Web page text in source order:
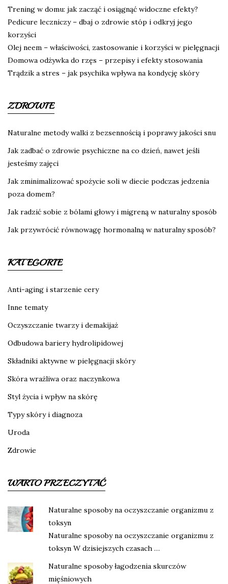
Trening w domu: jak zacząć i osiągnąć widoczne efekty?
Pedicure leczniczy – dbaj o zdrowie stóp i odkryj jego
korzyści
Olej neem – właściwości, zastosowanie i korzyści w pielęgnacji
Domowa odżywka do rzęs – przepisy i efekty stosowania
Trądzik a stres – jak psychika wpływa na kondycję skóry
ZDROWIE
Naturalne metody walki z bezsennością i poprawy jakości snu
Jak zadbać o zdrowie psychiczne na co dzień, nawet jeśli
jesteśmy zajęci
Jak zminimalizować spożycie soli w diecie podczas jedzenia
poza domem?
Jak radzić sobie z bólami głowy i migreną w naturalny sposób
Jak przywrócić równowagę hormonalną w naturalny sposób?
KATEGORIE
Anti-aging i starzenie cery
Inne tematy
Oczyszczanie twarzy i demakijaż
Odbudowa bariery hydrolipidowej
Składniki aktywne w pielęgnacji skóry
Skóra wrażliwa oraz naczynkowa
Styl życia i wpływ na skórę
Typy skóry i diagnoza
Uroda
Zdrowie
WARTO PRZECZYTAĆ
Naturalne sposoby na oczyszczanie organizmu z
toksyn
Naturalne sposoby na oczyszczanie organizmu z
toksyn W dzisiejszych czasach …
Naturalne sposoby łagodzenia skurczów
mięśniowych